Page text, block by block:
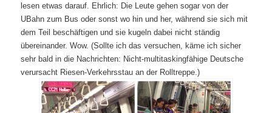
lesen etwas darauf. Ehrlich: Die Leute gehen sogar von der
UBahn zum Bus oder sonst wo hin und her, während sie sich mit
dem Teil beschäftigen und sie kugeln dabei nicht ständig
übereinander. Wow. (Sollte ich das versuchen, käme ich sicher
sehr bald in die Nachrichten: Nicht-multitaskingfähige Deutsche
verursacht Riesen-Verkehrsstau an der Rolltreppe.)